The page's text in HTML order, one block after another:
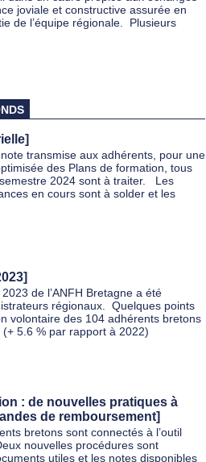
joviale et constructive assurée en
de l’équipe régionale. Plusieurs
transmise aux adhérents, pour une
des Plans de formation, tous
2024 sont à traiter. Les
en cours sont à solder et les
de l’ANFH Bretagne a été
régionaux. Quelques points
volontaire des 104 adhérents bretons
(+ 5.6 % par rapport à 2022)
: de nouvelles pratiques à
de remboursement]
bretons sont connectés à l’outil
nouvelles procédures sont
utiles et les notes disponibles